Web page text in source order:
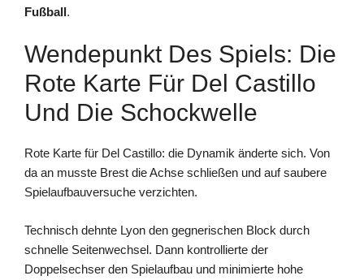
Fußball.
Wendepunkt Des Spiels: Die
Rote Karte Für Del Castillo
Und Die Schockwelle
Rote Karte für Del Castillo: die Dynamik änderte sich. Von
da an musste Brest die Achse schließen und auf saubere
Spielaufbauversuche verzichten.
Technisch dehnte Lyon den gegnerischen Block durch
schnelle Seitenwechsel. Dann kontrollierte der
Doppelsechser den Spielaufbau und minimierte hohe